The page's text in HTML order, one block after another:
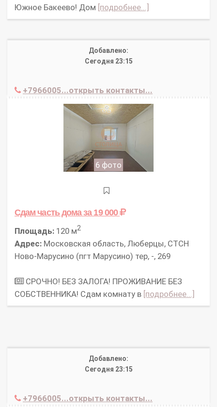
Южное Бакеево! Дом [подробнее...]
Добавлено:
Сегодня 23:15
+7966005...открыть контакты...
6 фото
Сдам часть домаза 19 000
Площадь: 120 м2
Адрес: Московская область, Люберцы, СТСН
Ново-Марусино (пгт Марусино) тер, -, 269
СРОЧНО! БЕЗ ЗАЛОГА! ПРОЖИВАНИЕ БЕЗ
СОБСТВЕННИКА! Сдам комнату в [подробнее...]
Добавлено:
Сегодня 23:15
+7966005...открыть контакты...